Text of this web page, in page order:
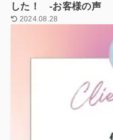
した！ -お客様の声
2024.08.28